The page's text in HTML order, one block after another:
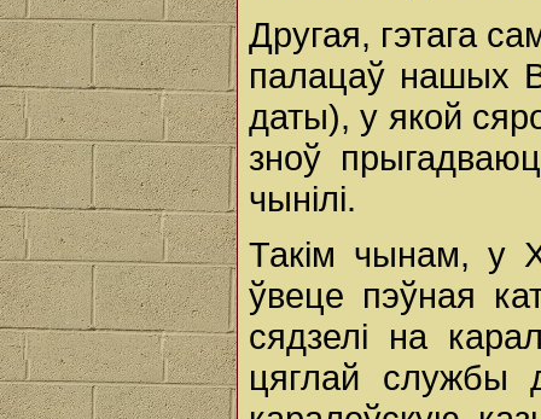
Другая, гэтага
палацаў нашых
даты), у якой
зноў
чынілі.
Такім чынам, у
ўвеце пэўная
сядзелі на
цяглай службы